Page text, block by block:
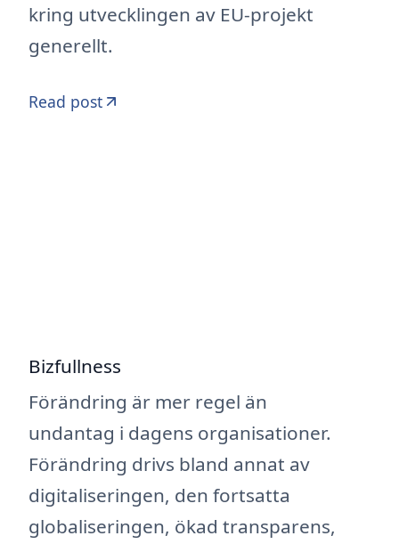
kring utvecklingen av EU-projekt
generellt.
Read post
Bizfullness
Förändring är mer regel än
undantag i dagens organisationer.
Förändring drivs bland annat av
digitaliseringen, den fortsatta
globaliseringen, ökad transparens,